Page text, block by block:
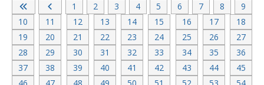
1 2 3 4 5 6 7 8
9
10
11 12 13 14 15 16 17
18
19
20 21 22 23 24 25 26
27
28
29 30 31 32 33 34 35
36
37
38 39 40 41 42 43 44
45